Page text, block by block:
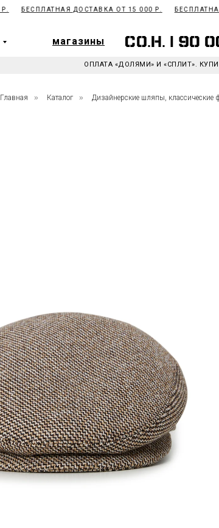
БЕСПЛАТНАЯ ДОСТАВКА ОТ 15 000 Р. БЕСПЛАТНАЯ
магазины
магазины
ОПЛАТА «ДОЛЯМИ» И «СПЛИТ».
Главная » Каталог » Дизайнерские шляпы, классические